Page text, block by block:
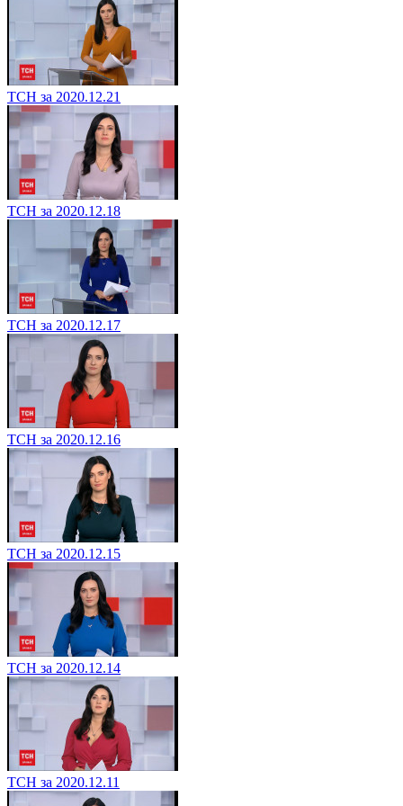
ТСН за 2020.12.21
ТСН за 2020.12.18
ТСН за 2020.12.17
ТСН за 2020.12.16
ТСН за 2020.12.15
ТСН за 2020.12.14
ТСН за 2020.12.11